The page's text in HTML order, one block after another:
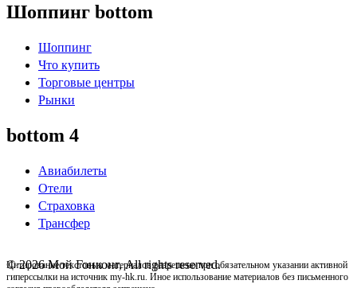
Шоппинг bottom
Шоппинг
Что купить
Торговые центры
Рынки
bottom 4
Авиабилеты
Отели
Страховка
Трансфер
© 2026 Мой Гонконг, All rights reserved.
Цитирование текстовых материалов разрешено при обязательном указании активной
гиперссылки на источник my-hk.ru. Иное использование материалов без письменного